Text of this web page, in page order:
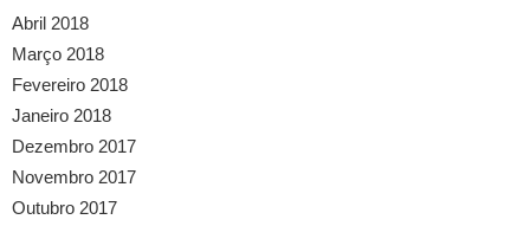
Abril 2018
Março 2018
Fevereiro 2018
Janeiro 2018
Dezembro 2017
Novembro 2017
Outubro 2017